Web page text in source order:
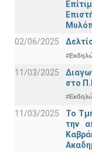
02/06/2025
11/03/2025
στο
11/03/2025
Το
την